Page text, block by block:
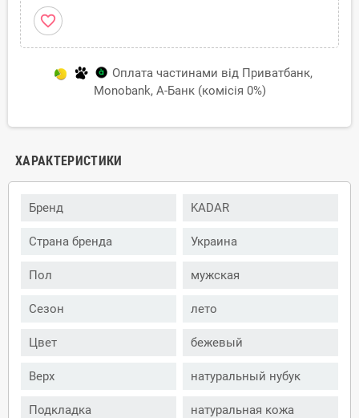
favorite_border
Оплата частинами від Приватбанк,
Monobank, А-Банк (комісія 0%)
ХАРАКТЕРИСТИКИ
Бренд KADAR
Страна бренда Украина
Пол мужская
Сезон лето
Цвет бежевый
Верх натуральный нубук
Подкладка натуральная кожа